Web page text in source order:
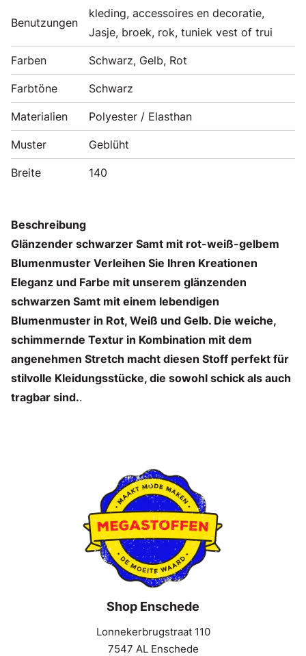
Benutzungen
kleding, accessoires en decoratie,
Jasje, broek, rok, tuniek vest of trui
Farben Schwarz, Gelb, Rot
Farbtöne Schwarz
Materialien Polyester / Elasthan
Muster Geblüht
Breite 140
Beschreibung
Glänzender schwarzer Samt mit rot-weiß-gelbem
Blumenmuster Verleihen Sie Ihren Kreationen
Eleganz und Farbe mit unserem glänzenden
schwarzen Samt mit einem lebendigen
Blumenmuster in Rot, Weiß und Gelb. Die weiche,
schimmernde Textur in Kombination mit dem
angenehmen Stretch macht diesen Stoff perfekt für
stilvolle Kleidungsstücke, die sowohl schick als auch
tragbar sind..
Shop Enschede
Lonnekerbrugstraat 110
7547 AL Enschede